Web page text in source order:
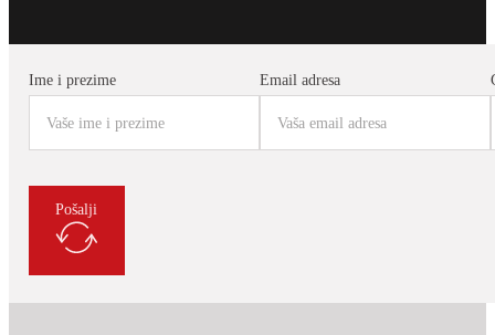
Ime i prezime Email adresa
Pošalji